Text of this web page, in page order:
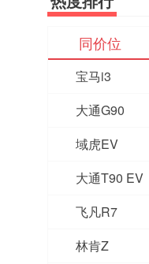
同价位
宝马i3
大通G90
域虎EV
大通T90 EV
飞凡R7
林肯Z